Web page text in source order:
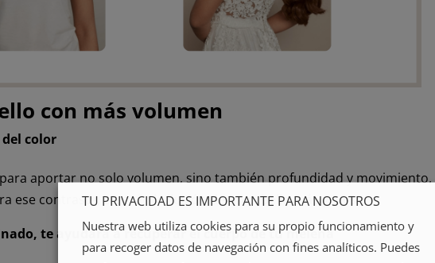
con más volumen
color
aportar no solo volumen, sino también profundidad y movimiento,
ese contraste, crearán la ilusión de un cabellomás grueso.
te ayudará a recuperar el cuerpo de tu melena
TU PRIVACIDAD ES IMPORTANTE PARA NOSOTROS
Nuestra web utiliza cookies para su propio funcionamiento y
para recoger datos de navegación con fines analíticos. Puedes